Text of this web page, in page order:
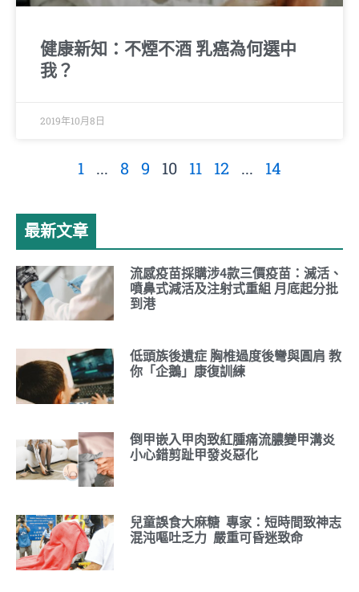
健康新知：不煙不酒 乳癌為何選中
我？
2019年10月8日
1 ... 8 9 10 11 12 ... 14
最新文章
流感疫苗採購涉4款三價疫苗：滅活、
噴鼻式減活及注射式重組 月底起分批
到港
低頭族後遺症 胸椎過度後彎與圓肩 教
你「企鵝」康復訓練
倒甲嵌入甲肉致紅腫痛流膿變甲溝炎
小心錯剪趾甲發炎惡化
兒童誤食大麻糖 專家：短時間致神志
混沌嘔吐乏力 嚴重可昏迷致命